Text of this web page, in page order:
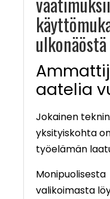
aatelia
Jokainen
yksityiskohta
työelämän
Monipuolisesta
valikoimasta